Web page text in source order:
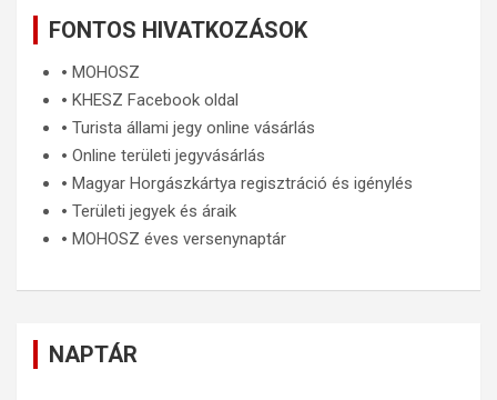
FONTOS HIVATKOZÁSOK
🞄 MOHOSZ
🞄 KHESZ Facebook oldal
🞄 Turista állami jegy online vásárlás
🞄 Online területi jegyvásárlás
🞄 Magyar Horgászkártya regisztráció és igénylés
🞄 Területi jegyek és áraik
🞄 MOHOSZ éves versenynaptár
NAPTÁR